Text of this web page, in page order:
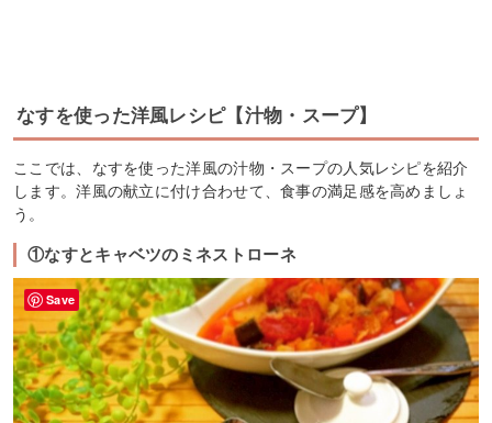
なすを使った洋風レシピ【汁物・スープ】
ここでは、なすを使った洋風の汁物・スープの人気レシピを紹介
します。洋風の献立に付け合わせて、食事の満足感を高めましょ
う。
①なすとキャベツのミネストローネ
Save